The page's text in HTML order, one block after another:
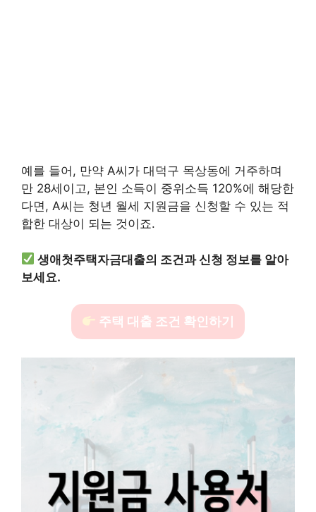
예를 들어, 만약 A씨가 대덕구 목상동에 거주하며
만 28세이고, 본인 소득이 중위소득 120%에 해당한
다면, A씨는 청년 월세 지원금을 신청할 수 있는 적
합한 대상이 되는 것이죠.
생애첫주택자금대출의 조건과 신청 정보를 알아
보세요.
주택 대출 조건 확인하기